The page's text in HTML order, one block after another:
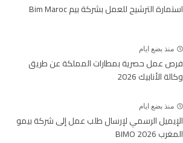
استمارة الترشيح للعمل بشركة بيم Bim Maroc
منذ بضع ايام
فرص عمل حصرية بمطارات المملكة عن طريق
وكالة الأنابيك 2026
منذ بضع ايام
الإيميل الرسمي لإرسال طلب عمل إلى شركة بيمو
المغرب BIMO 2026